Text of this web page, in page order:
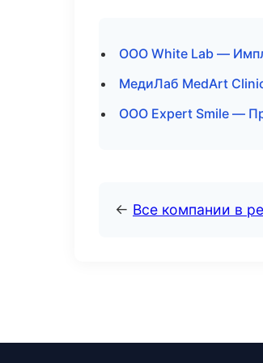
ООО White Lab —
МедиЛаб MedArt
ООО Expert Smile —
← Все компании в